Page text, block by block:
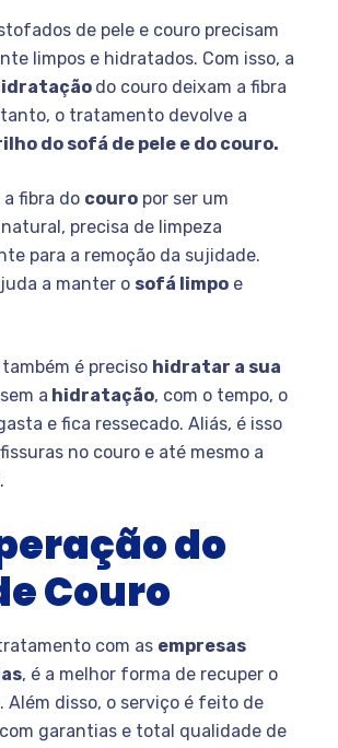
de pele e couro precisam
limpos e hidratados. Com isso, a
do couro deixam a fibra
o tratamento devolve a
do sofá de pele e do couro.
a fibra do couro por ser um
precisa de limpeza
para a remoção da sujidade.
a manter o sofá limpo e
é preciso hidratar a sua
a hidratação, com o tempo, o
e fica ressecado. Aliás, é isso
no couro e até mesmo a
do
Couro
com as empresas
, é a melhor forma de recuper o
Além disso, o serviço é feito de
garantias e total qualidade de